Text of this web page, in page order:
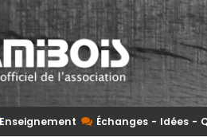
Enseignement Échanges - Idées -